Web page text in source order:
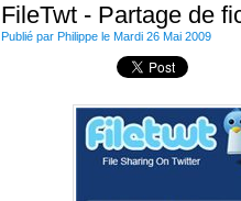
FileTwt - Partage de
Publié par Philippe le Mardi 26 Mai 2009